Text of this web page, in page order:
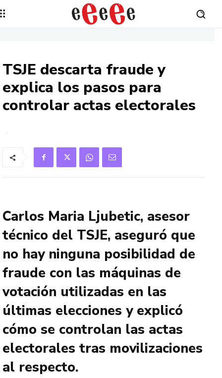
TSJE descarta fraude y
explica los pasos para
controlar actas electorales
Carlos Maria Ljubetic, asesor
técnico del TSJE, aseguró que
no hay ninguna posibilidad de
fraude con las máquinas de
votación utilizadas en las
últimas elecciones y explicó
cómo se controlan las actas
electorales tras movilizaciones
al respecto.